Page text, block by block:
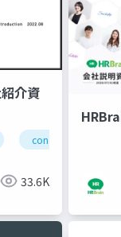
介資
cone
33.6K